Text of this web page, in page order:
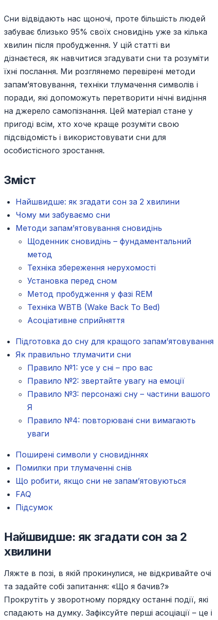
Сни відвідають нас щоночі, проте більшість людей
забуває близько 95% своїх сновидінь уже за кілька
хвилин після пробудження. У цій статті ви
дізнаєтеся, як навчитися згадувати сни та розуміти
їхні послання. Ми розглянемо перевірені методи
запам’ятовування, техніки тлумачення символів і
поради, які допоможуть перетворити нічні видіння
на джерело самопізнання. Цей матеріал стане у
пригоді всім, хто хоче краще розуміти свою
підсвідомість і використовувати сни для
особистісного зростання.
Зміст
Найшвидше: як згадати сон за 2 хвилини
Чому ми забуваємо сни
Методи запам’ятовування сновидінь
Щоденник сновидінь – фундаментальний
метод
Техніка збереження нерухомості
Установка перед сном
Метод пробудження у фазі REM
Техніка WBTB (Wake Back To Bed)
Асоціативне сприйняття
Підготовка до сну для кращого запам’ятовування
Як правильно тлумачити сни
Правило №1: усе у сні – про вас
Правило №2: звертайте увагу на емоції
Правило №3: персонажі сну – частини вашого
Я
Правило №4: повторювані сни вимагають
уваги
Поширені символи у сновидіннях
Помилки при тлумаченні снів
Що робити, якщо сни не запам’ятовуються
FAQ
Підсумок
Найшвидше: як згадати сон за 2
хвилини
Ляжте в позі, в якій прокинулися, не відкривайте очі
та задайте собі запитання: «Що я бачив?»
Прокрутіть у зворотному порядку останні події, які
спадають на думку. Зафіксуйте перші асоціації – це і